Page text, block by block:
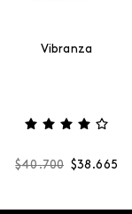
Vibranza
$40.700 $38 .665